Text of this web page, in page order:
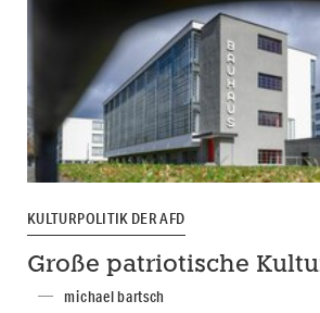
KULTURPOLITIK DER AFD
Große patriotische
michael bartsch